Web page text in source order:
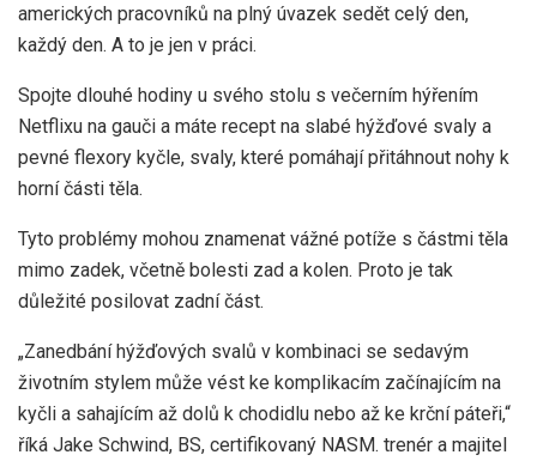
amerických pracovníků na plný úvazek sedět celý den,
každý den. A to je jen v práci.
Spojte dlouhé hodiny u svého stolu s večerním hýřením
Netflixu na gauči a máte recept na slabé hýžďové svaly a
pevné flexory kyčle, svaly, které pomáhají přitáhnout nohy k
horní části těla.
Tyto problémy mohou znamenat vážné potíže s částmi těla
mimo zadek, včetně bolesti zad a kolen. Proto je tak
důležité posilovat zadní část.
„Zanedbání hýžďových svalů v kombinaci se sedavým
životním stylem může vést ke komplikacím začínajícím na
kyčli a sahajícím až dolů k chodidlu nebo až ke krční páteři,“
říká Jake Schwind, BS, certifikovaný NASM. trenér a majitel